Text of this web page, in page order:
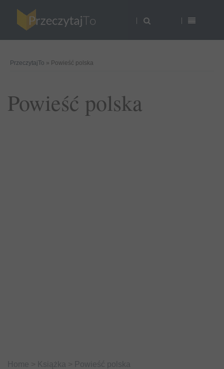
PrzeczytajTo » Powieść polska
Powieść polska
Home Książka Powieść polska